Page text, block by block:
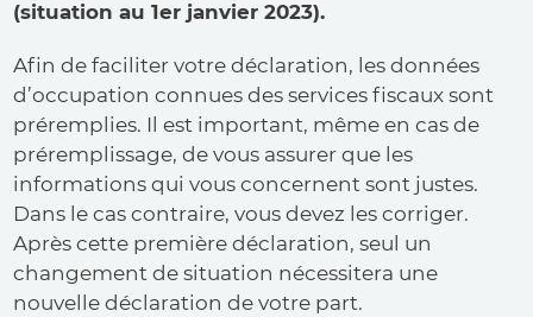
(situation au 1er janvier 2023).
Afin de faciliter votre déclaration, les données
d’occupation connues des services fiscaux sont
préremplies. Il est important, même en cas de
préremplissage, de vous assurer que les
informations qui vous concernent sont justes.
Dans le cas contraire, vous devez les corriger.
Après cette première déclaration, seul un
changement de situation nécessitera une
nouvelle déclaration de votre part.